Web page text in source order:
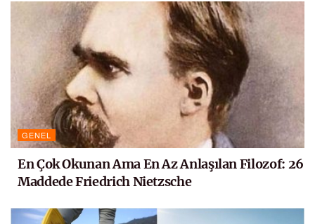
GENEL
En Çok Okunan Ama En Az Anlaşılan Filozof: 26
Maddede Friedrich Nietzsche